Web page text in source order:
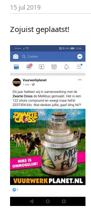
15 jul 2019
Zojuist geplaatst!